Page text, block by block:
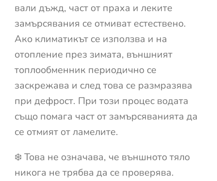
вали дъжд, част от праха и леките
замърсявания се отмиват естествено.
Ако климатикът се използва и на
отопление през зимата, външният
топлообменник периодично се
заскрежава и след това се размразява
при дефрост. При този процес водата
също помага част от замърсяванията да
се отмият от ламелите.
❄️ Това не означава, че външното тяло
никога не трябва да се проверява.